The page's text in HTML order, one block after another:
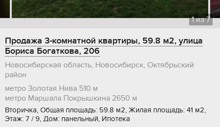
1из7
Продажа 3-комнатной квартиры, 59.8 м2, улица
Бориса Богаткова, 206
Новосибирская область, Новосибирск, Октябрьский
район
метро Золотая Нива 510 м
метро Маршала Покрышкина 2650 м
Вторичка, Общая площадь: 59.8 м2, Жилая площадь: 41 м2,
Этаж: 7 / 9, Дом: панельный, Ипотека